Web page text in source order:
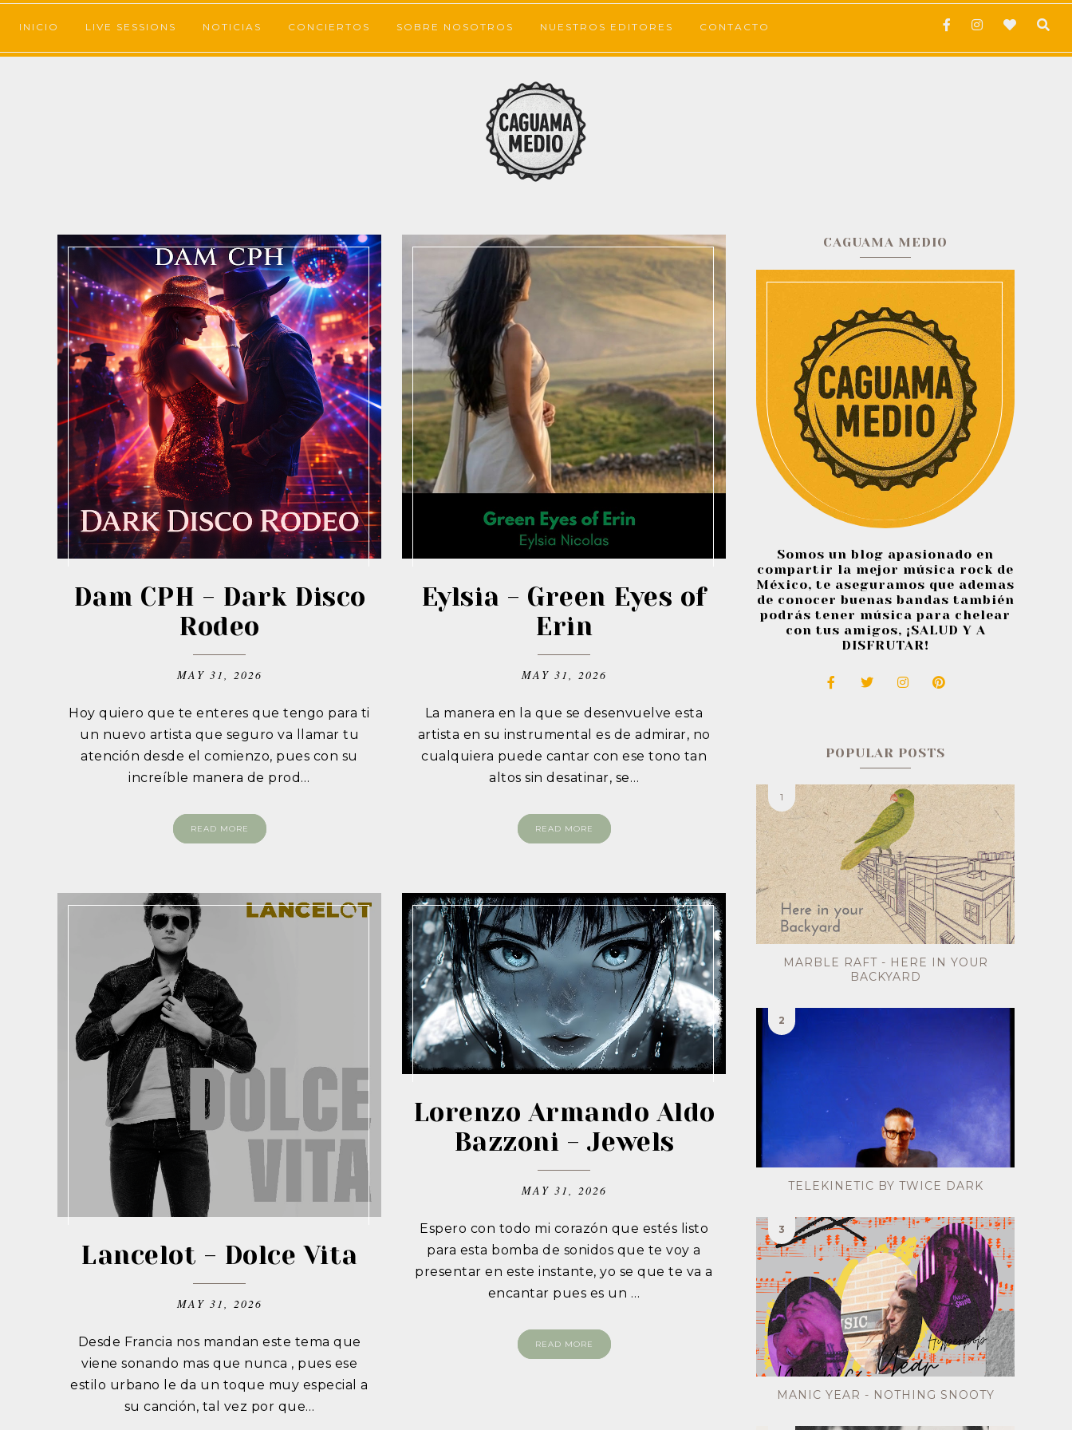
INICIO LIVE SESSIONS NOTICIAS CONCIERTOS SOBRE NOSOTROS NUESTROS EDITORES CONTACTO
Dam CPH - Dark Disco
Rodeo
MAY 31, 2026
Hoy quiero que te enteres que tengo para ti
un nuevo artista que seguro va llamar tu
atención desde el comienzo, pues con su
increíble manera de prod…
READ MORE
Eylsia - Green Eyes of
Erin
MAY 31, 2026
La manera en la que se desenvuelve esta
artista en su instrumental es de admirar, no
cualquiera puede cantar con ese tono tan
altos sin desatinar, se…
READ MORE
Lancelot - Dolce Vita
MAY 31, 2026
Desde Francia nos mandan este tema que
viene sonando mas que nunca , pues ese
estilo urbano le da un toque muy especial a
su canción, tal vez por que…
Lorenzo Armando Aldo
Bazzoni - Jewels
MAY 31, 2026
Espero con todo mi corazón que estés listo
para esta bomba de sonidos que te voy a
presentar en este instante, yo se que te va a
encantar pues es un …
READ MORE
CAGUAMA MEDIO
Somos un blog apasionado en
compartir la mejor música rock de
México, te aseguramos que ademas
de conocer buenas bandas también
podrás tener música para chelear
con tus amigos, ¡SALUD Y A
DISFRUTAR!
POPULAR POSTS
MARBLE RAFT - HERE IN YOUR
BACKYARD
TELEKINETIC BY TWICE DARK
MANIC YEAR - NOTHING SNOOTY